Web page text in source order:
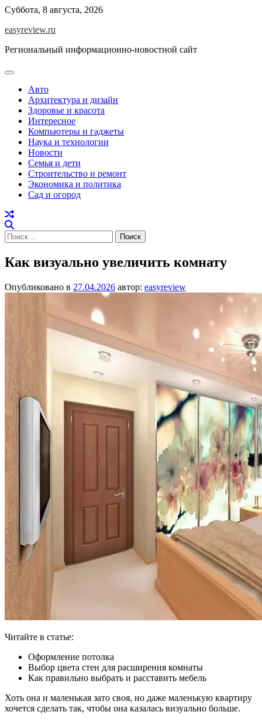
Перейти
содержимому
Суббота, 8 августа, 2026
easyreview.ru
Региональный информационно-новостной сайт
Авто
Архитектура и дизайн
Здоровье и красота
Интересное
Компьютеры и гаджеты
Наука и технологии
Новости
Семья и дети
Строительство и ремонт
Экономика и политика
Сад и огород
Найти:
Как визуально увеличить комнату
Опубликовано в 27.04.2026 автор: easyreview
Читайте в статье:
Оформление потолка
Выбор цвета стен для расширения комнаты
Как правильно выбрать и расставить мебель
Хоть она и маленькая зато своя, но даже маленькую квартиру
хочется сделать так, чтобы она казалась визуально больше.